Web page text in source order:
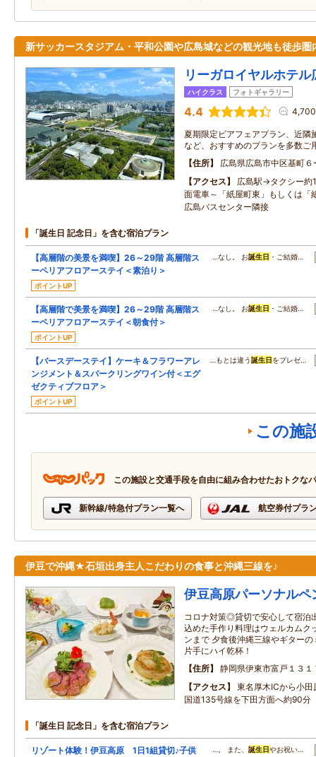
新サッカースタジアム・平和公園や広島城などの観光地も徒歩圏
リーガロイヤルホテル
ハイクラス フォトギャラリー
4.4
夏期限定ビアフェアプラン、近隣
など、おすすめのプランを多数ご
住所
広島県広島市中区基町６
アクセス
広島駅→タクシー約
面電車～「紙屋町東」もしくは「
広島バスセンター隣接
「誕生日 記念日」を含む宿泊プラン
【高層階の美景を満喫】26～29階 高層階ス
ーペリアフロアーステイ＜素泊り＞
ポイントUP
…なし。 お誕生日 ・ご結婚…
【高層階で美景を満喫】26～29階 高層階ス
ーペリアフロアーステイ＜朝食付＞
ポイントUP
…なし。 お誕生日 ・ご結婚…
【バースデーステイ】ケーキ＆フラワーアレ
ンジメント＆スパークリングワイン付＜エグ
ゼクティブフロア＞
ポイントUP
…もとは違う誕生日 をプレゼ…
この施
この施設と交通手段を自由に組み合わせたおトクな
新幹線/特急付プラン一覧へ 航空券付プラ
伊豆で沖縄★石垣出身主人こだわりの食事と沖縄三線を♪
伊豆高原パーソナルペ
コロナ対策◎貸切で安心して宿泊
込めた手作り料理はウェルカムク
ンまで 夕食後沖縄三線やギター
片手にハイ乾杯！
住所
静岡県伊東市富戸１３１
アクセス
東名厚木ICから小
国道135号線を下田方面へ約90分
「誕生日 記念日」を含む宿泊プラン
リゾート体験！伊豆高原 1日1組貸切♪子供
…。 また、誕生日やお祝い…